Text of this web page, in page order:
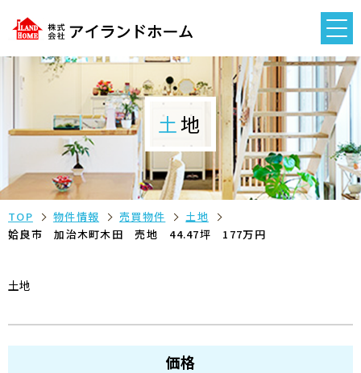
土地
TOP 物件情報 売買物件
土地
姶良市 加治木町木田 売地 44.47坪 177万円
土地
価格